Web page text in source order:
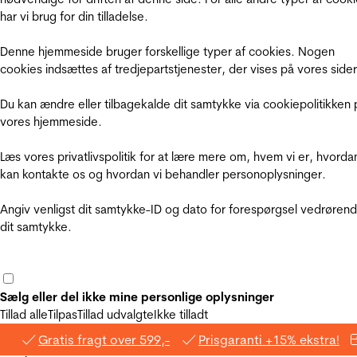
har vi brug for din tilladelse.
Denne hjemmeside bruger forskellige typer af cookies. Nogen
cookies indsættes af tredjepartstjenester, der vises på vores
Du kan ændre eller tilbagekalde dit samtykke via cookiepolitikken
vores hjemmeside.
Læs vores privatlivspolitik for at lære mere om, hvem vi er,
kan kontakte os og hvordan vi behandler personoplysninger.
Angiv venligst dit samtykke-ID og dato for forespørgsel
dit samtykke.
Sælg eller del ikke mine personlige oplysninger
Tillad alleTilpasTillad udvalgteIkke tilladt
Gratis fragt over 599,- Prisgaranti +15% ekstra!